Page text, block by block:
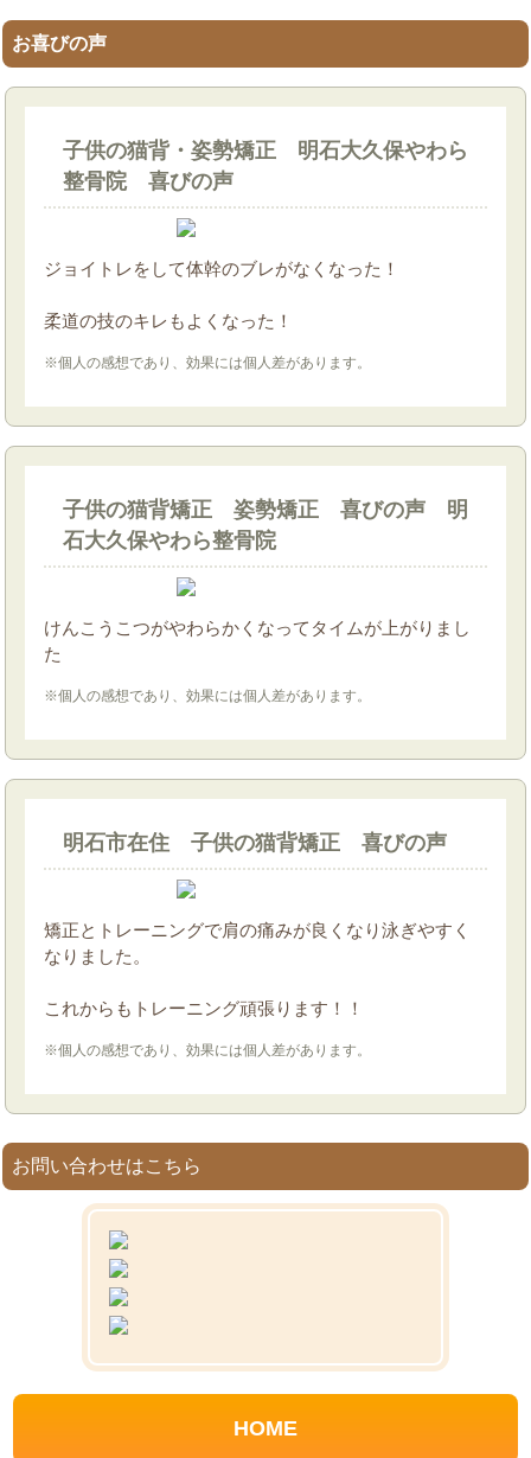
お喜びの声
子供の猫背・姿勢矯正 明石大久保やわら
整骨院 喜びの声
ジョイトレをして体幹のブレがなくなった！
柔道の技のキレもよくなった！
※個人の感想であり、効果には個人差があります。
子供の猫背矯正 姿勢矯正 喜びの声 明
石大久保やわら整骨院
けんこうこつがやわらかくなってタイムが上がりまし
た
※個人の感想であり、効果には個人差があります。
明石市在住 子供の猫背矯正 喜びの声
矯正とトレーニングで肩の痛みが良くなり泳ぎやすく
なりました。
これからもトレーニング頑張ります！！
※個人の感想であり、効果には個人差があります。
お問い合わせはこちら
HOME